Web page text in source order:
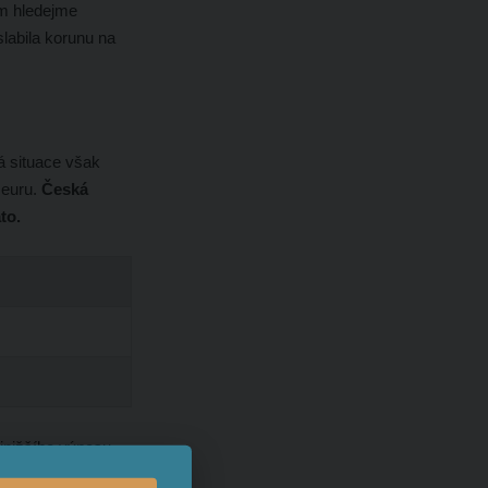
hledejme
korunu na
situace však
Česká
výnosu